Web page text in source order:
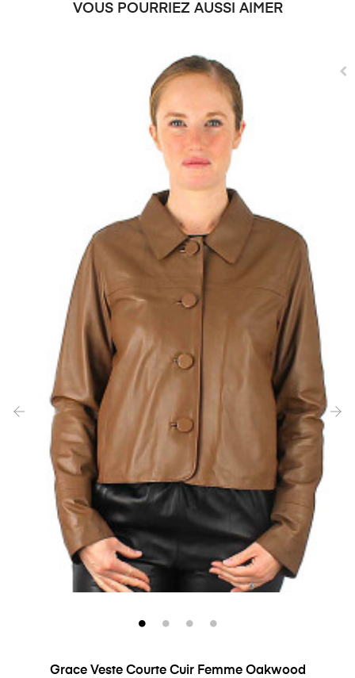
VOUS POURRIEZ AUSSI AIMER
Grace Veste Courte Cuir Femme Oakwood